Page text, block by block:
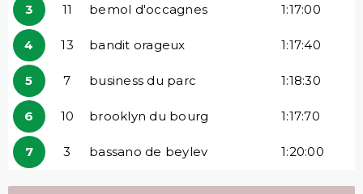
3 11 bemol d'occagnes 1:17:00
4 13 bandit orageux 1:17:40
5 7 business du parc 1:18:30
6 10 brooklyn du bourg 1:17:70
7 3 bassano de beylev 1:20:00